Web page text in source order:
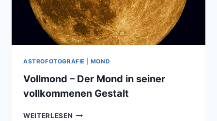
ASTROFOTOGRAFIE MOND
Vollmond – Der Mond in seiner
vollkommenen Gestalt
WEITERLESEN VOLLMOND